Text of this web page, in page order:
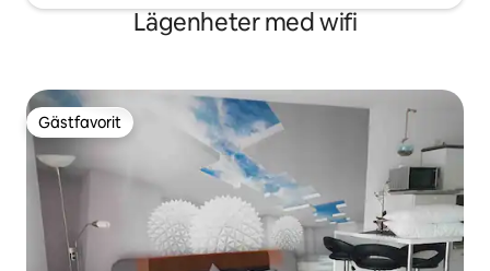
Lägenheter med wifi
Gästfavorit
Gästfavorit